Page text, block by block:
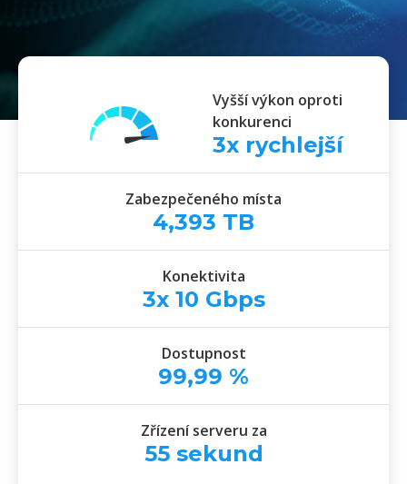
Vyšší výkon oproti
konkurenci
3x rychlejší
Zabezpečeného místa
4,393 TB
Konektivita
3x 10 Gbps
Dostupnost
99,99 %
Zřízení serveru za
55sekund